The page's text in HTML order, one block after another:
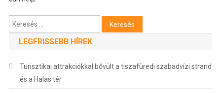
Keresés:
LEGFRISSEBB HÍREK
Turisztikai attrakciókkal bővült a tiszafüredi szabadvízi strand
és a Halas tér